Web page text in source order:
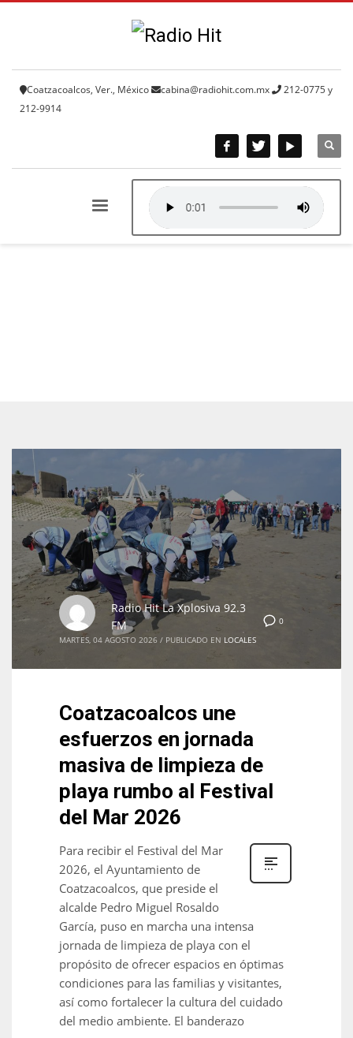
Coatzacoalcos, Ver., México cabina@radiohit.com.mx
212-0775 y
212-9914
0
Radio Hit La Xplosiva 92.3
FM
MARTES, 04 AGOSTO 2026 / PUBLICADO EN LOCALES
Coatzacoalcos une
esfuerzos en jornada
masiva de limpieza de
playa rumbo al Festival
del Mar 2026
Para recibir el Festival del Mar
2026, el Ayuntamiento de
Coatzacoalcos, que preside el
alcalde Pedro Miguel Rosaldo
García, puso en marcha una intensa
jornada de limpieza de playa con el
propósito de ofrecer espacios en óptimas
condiciones para las familias y visitantes,
así como fortalecer la cultura del cuidado
del medio ambiente. El banderazo